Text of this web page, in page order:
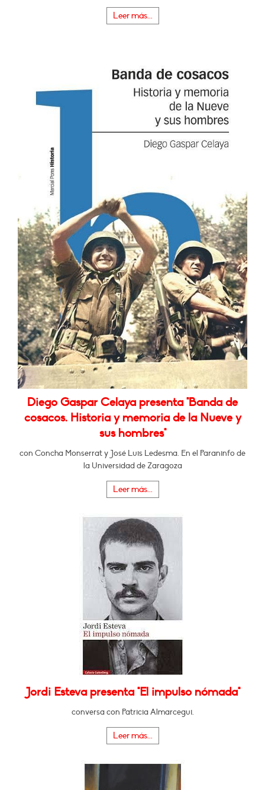
Leer más...
Diego Gaspar Celaya presenta "Banda de
cosacos. Historia y memoria de la Nueve y
sus hombres"
con Concha Monserrat y José Luis Ledesma. En el Paraninfo de
la Universidad de Zaragoza
Leer más...
Jordi Esteva presenta "El impulso nómada"
conversa con Patricia Almarcegui.
Leer más...